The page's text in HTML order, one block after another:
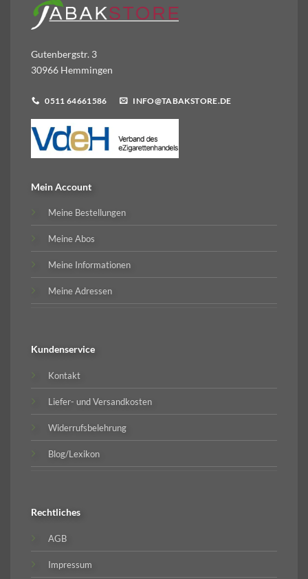
Gutenbergstr. 3
30966 Hemmingen
0511 64661586 INFO@TABAKSTORE.DE
Mein Account
Meine Bestellungen
Meine Abos
Meine Informationen
Meine Adressen
Kundenservice
Kontakt
Liefer- und Versandkosten
Widerrufsbelehrung
Blog/Lexikon
Rechtliches
AGB
Impressum